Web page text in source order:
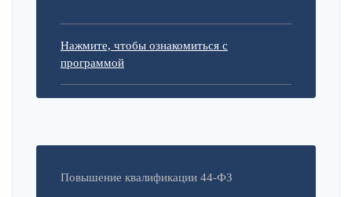
Нажмите, чтобы ознакомиться с
программой
Повышение квалификации 44-ФЗ